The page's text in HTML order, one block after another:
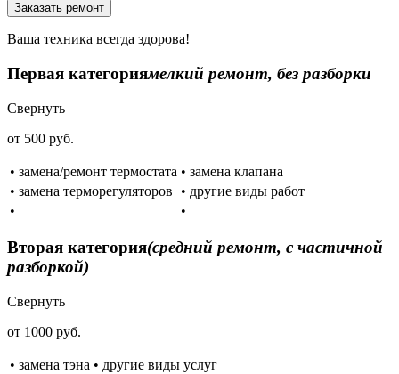
Заказать ремонт
Ваша техника всегда здорова!
Первая категориямелкий ремонт, без разборки
Свернуть
от 500 руб.
• замена/ремонт термостата • замена клапана
• замена терморегуляторов
• другие виды работ
•
•
Вторая категория(средний ремонт, с частичной
разборкой)
Свернуть
от 1000 руб.
• замена тэна • другие виды услуг